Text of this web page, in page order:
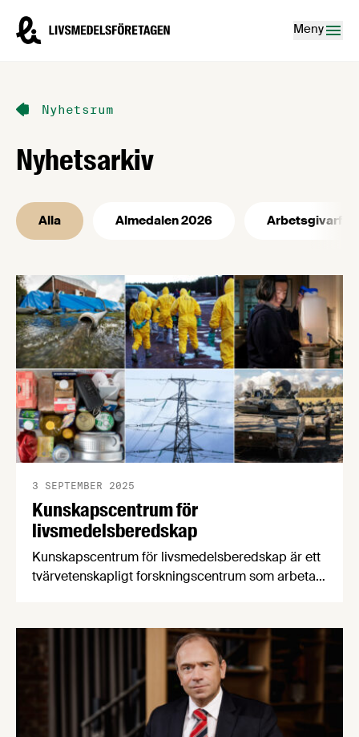
Livsmedelsföretagen – till startsidan
Meny
Nyhetsrum
Nyhetsarkiv
Alla Almedalen 2026
Kunskapscentrum för
livsmedelsberedskap
3 SEPTEMBER 2025
Kunskapscentrum för livsmedelsberedskap är ett
tvärvetenskapligt forskningscentrum som arbetar
livsmedelssystemet. Livsmedelsföretagen är med
och utformar forskningen utifrån medlemmarnas
behov och förutsättningar.